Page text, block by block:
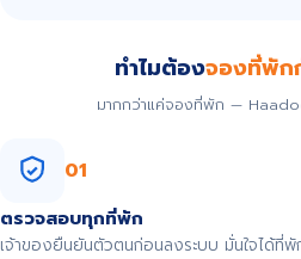
ทำไมต้องจองที่พัก
มากกว่าแค่จองที่พัก —
01
ตรวจสอบทุกที่พัก
เจ้าของยืนยันตัวตนก่อนลงระบบ มั่นใจได้ที่